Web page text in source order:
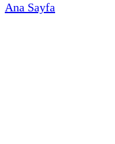
Ana Sayfa